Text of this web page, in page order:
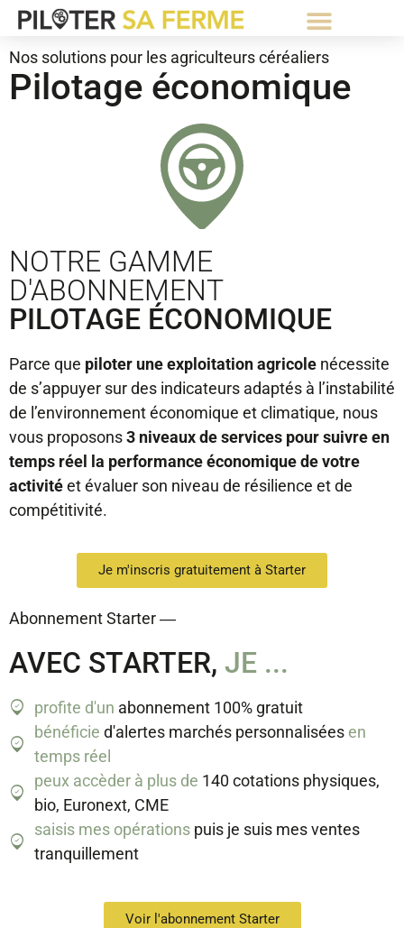
Nos solutions pour les agriculteurs céréaliers
Pilotage économique
NOTRE GAMME
D'ABONNEMENT
PILOTAGE ÉCONOMIQUE
Parce que piloter une exploitation agricole nécessite
de s’appuyer sur des indicateurs adaptés à l’instabilité
de l’environnement économique et climatique, nous
vous proposons3 niveaux de services pour suivre en
temps réel la performance économique de votre
activitéet évaluer son niveau de résilience et de
compétitivité.
Je m'inscris gratuitement à Starter
Abonnement Starter ―
AVEC STARTER, JE ...
profite d'un abonnement 100% gratuit
bénéficie d'alertes marchés personnaliséesen
temps réel
peux accèder à plus de 140 cotations physiques,
bio, Euronext, CME
saisis mes opérationspuis je suis mes ventes
tranquillement
Voir l'abonnement Starter